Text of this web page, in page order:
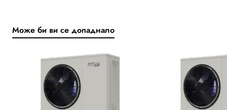
Може би ви се допаднало